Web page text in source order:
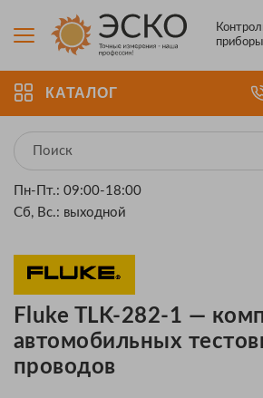
приборы
КАТАЛОГ
Пн-Пт.: 09:00-18:00
Сб, Вс.: выходной
Fluke TLK-282-1 —
автомобильных
проводов